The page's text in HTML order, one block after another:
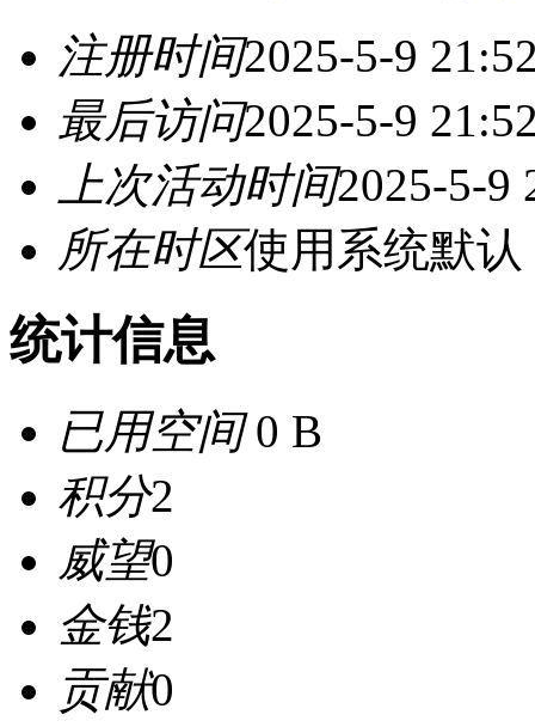
注册时间2025-5-9
最后访问2025-5-9
上次活动时间2025-5-9
所在时区使用系统默认
统计信息
已用空间0 B
积分2
威望0
金钱2
贡献0